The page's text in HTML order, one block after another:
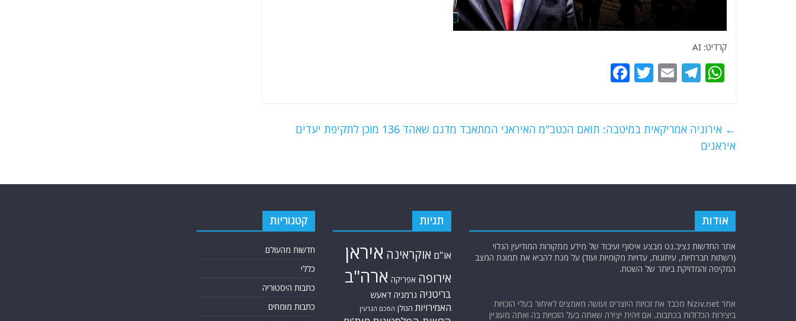
קרדיט: AI
W
s
A
p
T
g
E
l
T
er
e
o
←
אירוניה אמריקאית במיטבה: תואם הכטב"מ האיראני המתאבד מדגם שאהד 136 מוכן לתקיפת יעדים
איראנים
אודות
אתר החדשות נציב.נט מבצע איסוף ועיבוד של מידע ממקורות המודיעין הגלוי
(רשתות חברתיות, עיתונות, עדויות מקומיות ועוד) על מנת להביא את תמונת המצב
המקיפה והמדויקת ביותר של השטח.
אתר Nziv.net מכבד את זכויות היוצרים ועושה מאמצים לאיתור בעלי הזכויות
ביצירות הכלולות בכתבות. אם זיהית יצירה שאתה בעל הזכויות בה ואתה מעוניין
תגיות
או"ם אוקראינה איראן
אירופה אפריקה ארה"ב
בריטניה גרמניה דאעש
האמירויות הגולן הסכם הגרעין
קטגוריות
חדשות מהעולם
כללי
כתבות היסטוריה
כתבות מומחים